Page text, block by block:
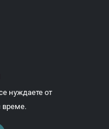
нуждаете от
време.